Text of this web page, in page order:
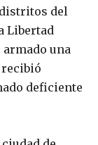
distritos del
Libertad
armado una
deficiente